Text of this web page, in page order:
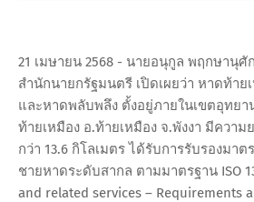
21 เมษายน 2568 - นายอนุกูล พฤกษานุศั
สำนักนายกรัฐมนตรี เปิดเผยว่า หาดท้าย
และหาดพลับพลึง ตั้งอยู่ภายในเขตอุทยา
ท้ายเหมือง อ.ท้ายเหมือง จ.พังงา มีควา
กว่า 13.6 กิโลเมตร ได้รับการรับรองมา
ชายหาดระดับสากล ตามมาตรฐาน ISO
and related services – Requirements